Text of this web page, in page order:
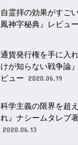
自霊拝の効果がすご
鳳神字秘典』レビュー
通貨発行権を手に入
けが知らない戦争論
ビュー 2020.06.19
科学主義の限界を超
れ』ナシームタレブ
2020.06.13